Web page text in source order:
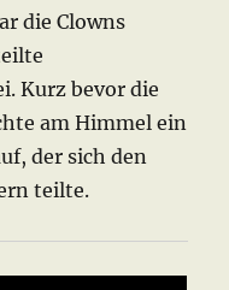
die Clowns
Kurz bevor die
am Himmel ein
der sich den
teilte.